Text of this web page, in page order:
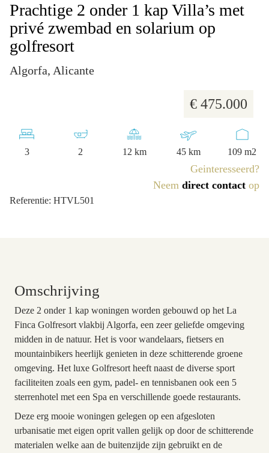
Prachtige 2 onder 1 kap Villa’s met
privé zwembad en solarium op
golfresort
Algorfa, Alicante
€ 475.000
3 2 12 km 45 km 109 m2
Geinteresseerd?
Neem direct contact op
Referentie: HTVL501
Omschrijving
Deze 2 onder 1 kap woningen worden gebouwd op het La
Finca Golfresort vlakbij Algorfa, een zeer geliefde omgeving
midden in de natuur. Het is voor wandelaars, fietsers en
mountainbikers heerlijk genieten in deze schitterende groene
omgeving. Het luxe Golfresort heeft naast de diverse sport
faciliteiten zoals een gym, padel- en tennisbanen ook een 5
sterrenhotel met een Spa en verschillende goede restaurants.
Deze erg mooie woningen gelegen op een afgesloten
urbanisatie met eigen oprit vallen gelijk op door de schitterende
materialen welke aan de buitenzijde zijn gebruikt en de